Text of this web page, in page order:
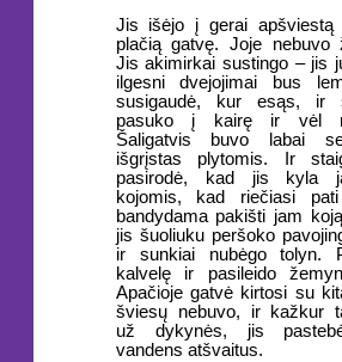
Jis išėjo į gerai apšviestą
plačią gatvę. Joje nebuvo
Jis akimirkai sustingo – jis
ilgesni dvejojimai bus
susigaudė, kur esąs, ir
pasuko į kairę ir vėl
Šaligatvis buvo labai
išgrįstas plytomis. Ir
pasirodė, kad jis kyla
kojomis, kad riečiasi
bandydama pakišti jam
jis šuoliuku peršoko
ir sunkiai nubėgo tolyn.
kalvelę ir pasileido
Apačioje gatvė kirtosi su
šviesų nebuvo, ir kažkur
už dykynės, jis
vandens atšvaitus.